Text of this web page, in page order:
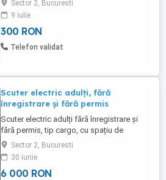
Sector 2, Bucuresti
9 iulie
300 RON
Telefon validat
Scuter electric adulți, fără
înregistrare și fără permis
Scuter electric adulți fără înregistrare și
fără permis, tip cargo, cu spațiu de
depozitare la mijloc. Scuterul electric este
dotat cu carenă, far, lampă roșie spate,
semnalizatoare, claxon și sistem antifurt,
controlat electronic din calculator, prin
Sector 2, Bucuresti
30 iunie
6 000 RON